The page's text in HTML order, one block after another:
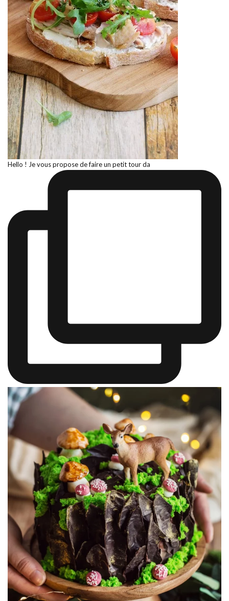
Hello ! Je vous propose de faire un petit tour da